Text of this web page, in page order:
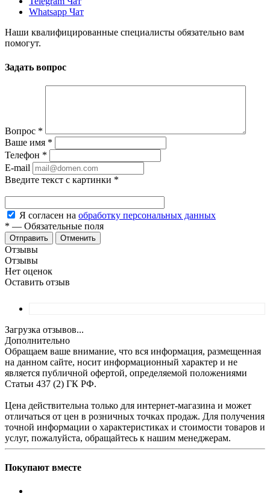
Whatsapp Чат
Наши квалифицированные специалисты обязательно вам
помогут.
Задать вопрос
Вопрос *
Ваше имя *
Телефон *
E-mail
Введите текст с картинки *
Я согласен на обработку персональных данных
* — Обязательные поля
Отменить
Отзывы
Отзывы
Нет оценок
Оставить отзыв
Загрузка отзывов...
Дополнительно
Обращаем ваше внимание, что вся информация, размещенная
на данном сайте, носит информационный характер и не
является публичной офертой, определяемой положениями
Статьи 437 (2) ГК РФ.
Цена действительна только для интернет-магазина и может
отличаться от цен в розничных точках продаж. Для получения
точной информации о характеристиках и стоимости товаров и
услуг, пожалуйста, обращайтесь к нашим менеджерам.
Покупают вместе